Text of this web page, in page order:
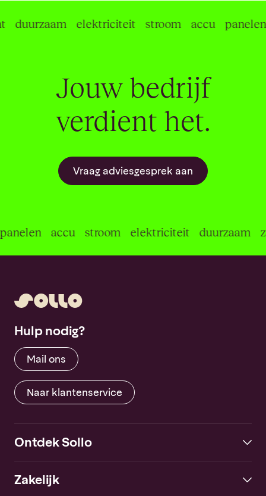
duurzaam elektriciteit stroom accu panelen
Jouw bedrijf
verdient het.
Vraag adviesgesprek aan
duurzaam
elektriciteit
stroom
accu
panelen
Hulp nodig?
Mail ons
Naar klantenservice
Ontdek Sollo
Zakelijk